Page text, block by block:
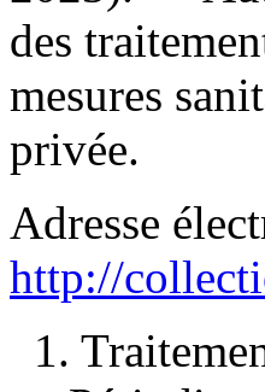
des
mesures
privée.
Adresse
http://
1.